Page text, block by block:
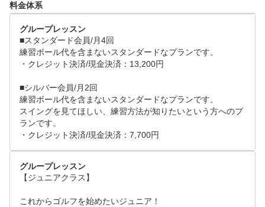
料金体系
グループレッスン
■スタンダード会員/月4回
練習ボール代を含まないスタンダードなプランです。
・クレジット決済/現金決済：13,200円
■シルバー会員/月2回
練習ボール代を含まないスタンダードなプランです。
スイングを見てほしい、練習方法が知りたいという方へのプ
ランです。
・クレジット決済/現金決済：7,700円
グループレッスン
【ジュニアクラス】
これからゴルフを始めたいジュニア！